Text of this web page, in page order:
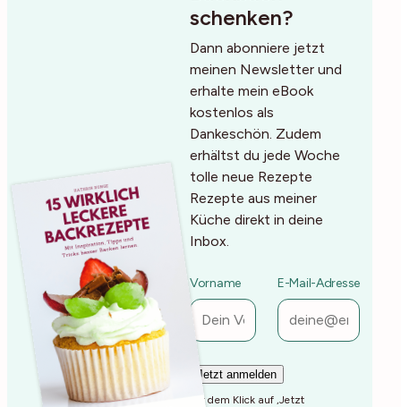
schenken?
Dann abonniere jetzt
meinen Newsletter und
erhalte mein eBook
kostenlos als
Dankeschön. Zudem
erhältst du jede Woche
tolle neue Rezepte
Rezepte aus meiner
Küche direkt in deine
Inbox.
Vorname E-Mail-Adresse
Mit dem Klick auf ‚Jetzt